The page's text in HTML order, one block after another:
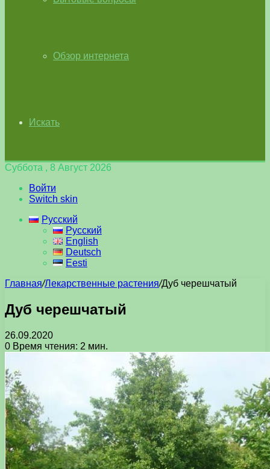
Обзор интернета
Искать
Суббота , 8 Август 2026
Войти
Switch skin
Русский
Русский
English
Deutsch
Eesti
Главная/Лекарственные растения/Дуб черешчатый
Дуб черешчатый
26.09.2020
0 Время чтения: 2 мин.